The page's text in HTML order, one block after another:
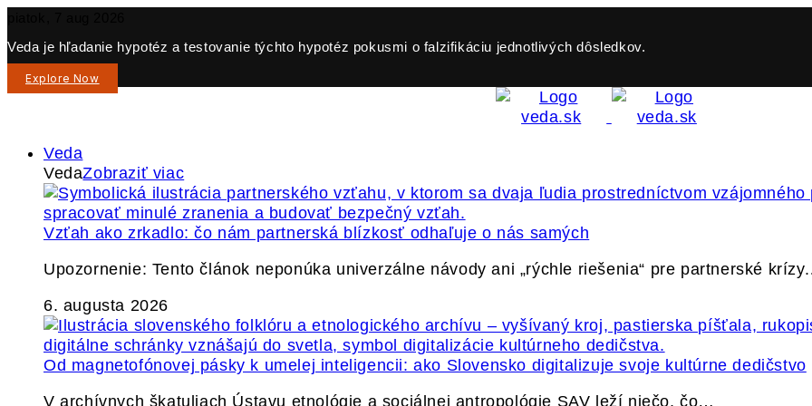
Veda je hľadanie hypotéz a testovanie týchto hypotéz pokusmi o falzifikáciu jednotlivých dôsledkov.
Explore Now
Veda
VedaZobraziť viac
Vzťah ako zrkadlo: čo nám partnerská blízkosť odhaľuje o nás samých
Upozornenie: Tento článok neponúka univerzálne návody ani „rýchle riešenia“ pre partnerské
6. augusta 2026
Od magnetofónovej pásky k umelej inteligencii: ako Slovensko digitalizuje svoje kultúrne dedičstvo
V archívnych škatuliach Ústavu etnológie a sociálnej antropológie SAV leží niečo, čo…